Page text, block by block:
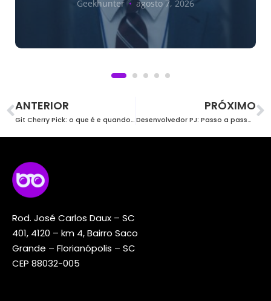
Geekhunter agosto 7, 2026
ANTERIOR
Git Cherry Pick: o que é e quando usar
PRÓXIMO
Desenvolvedor PJ: Passo a passo para começar e evitar problemas
Rod. José Carlos Daux – SC
401, 4120 – km 4, Bairro Saco
Grande – Florianópolis – SC
CEP 88032-005